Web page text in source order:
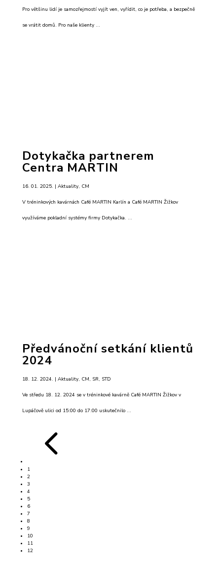
Pro většinu lidí je samozřejmostí vyjít ven, vyřídit, co je potřeba, a bezpečně
se vrátit domů. Pro naše klienty ...
Dotykačka partnerem
Centra MARTIN
16. 01. 2025. | Aktuality, CM
V tréninkových kavárnách Café MARTIN Karlín a Café MARTIN Žižkov
využíváme pokladní systémy firmy Dotykačka. ...
Předvánoční setkání klientů
2024
18. 12. 2024. | Aktuality, CM, SR, STD
Ve středu 18. 12. 2024 se v tréninkové kavárně Café MARTIN Žižkov v
Lupáčově ulici od 15:00 do 17:00 uskutečnilo ...
4
1
2
3
4
5
6
7
8
9
10
11
12